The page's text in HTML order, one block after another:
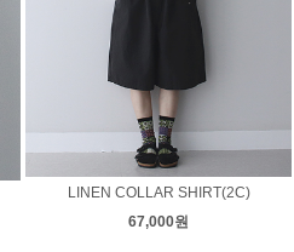
LINEN COLLAR SHIRT(2C)
67,000원